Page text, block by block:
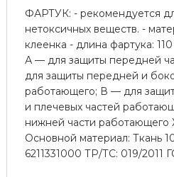
ФАРТУК: - рекомендуется
нетоксичных веществ. -
клеенка - длина фартука:
А — для защиты передней
для защиты передней и
работающего; В — для
и плечевых частей
нижней части работающего
Основной материал: Ткань
6211331000 ТР/ТС: 019/2011